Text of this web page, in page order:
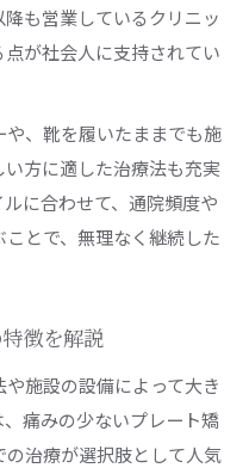
も営業しているクリニッ
が社会人に支持されてい
、靴を履いたままでも施
方に適した治療法も充実
に合わせて、通院頻度や
とで、無理なく継続した
徴を解説
施設の設備によって大き
痛みの少ないプレート矯
治療が選択肢として人気